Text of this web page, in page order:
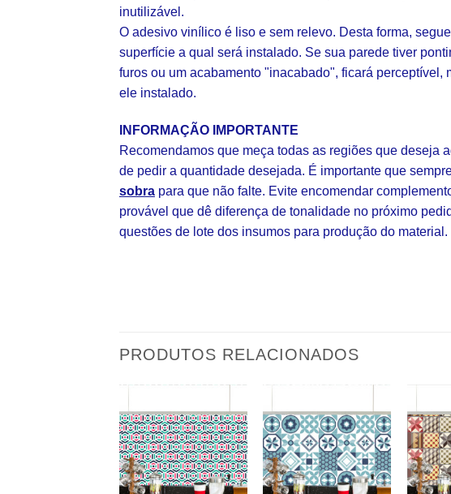
inutilizável.
O adesivo vinílico é liso e sem relevo. Desta forma,
superfície a qual será instalado. Se sua parede tiver
furos ou um acabamento "inacabado", ficará perceptível,
ele instalado.
INFORMAÇÃO IMPORTANTE
Recomendamos que meça todas as regiões que deseja
de pedir a quantidade desejada. É importante que
sobra para que não falte. Evite encomendar
provável que dê diferença de tonalidade no próximo
questões de lote dos insumos para produção do material.
PRODUTOS RELACIONADOS